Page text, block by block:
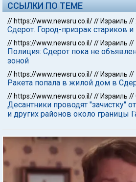
ССЫЛКИ ПО ТЕМЕ
// https://www.newsru.co.il/// Израиль //
Сдерот. Город-призрак стариков
// https://www.newsru.co.il/// Израиль //
Полиция: Сдерот пока не
зоной
// https://www.newsru.co.il/// Израиль //
Ракета попала в жилой дом в
// https://www.newsru.co.il/// Израиль //
Десантники проводят "зачистку"
и других районов около границы